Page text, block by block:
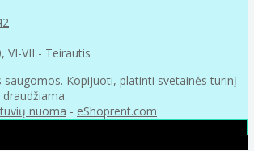
VI-VII - Teirautis
saugomos. Kopijuoti, platinti svetainės turinį
nuoma - eShoprent.com